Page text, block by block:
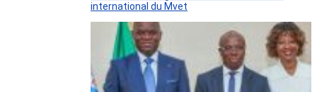
international du Mvet